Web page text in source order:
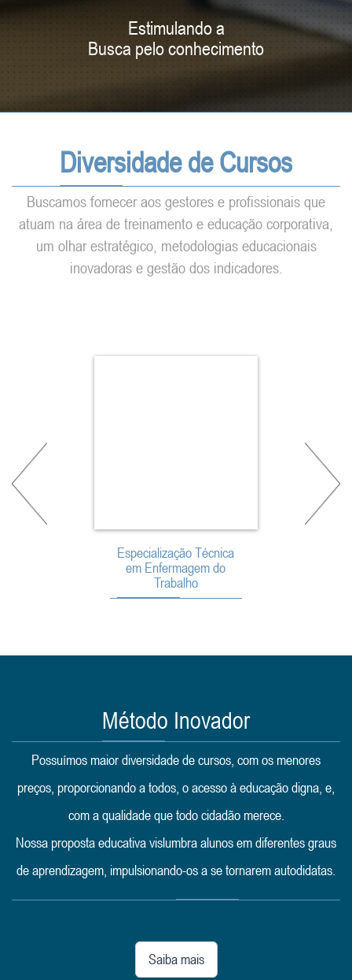
Estimulando a
Busca pelo conhecimento
Diversidade de Cursos
Buscamos fornecer aos gestores e profissionais que
atuam na área de treinamento e educação corporativa,
um olhar estratégico, metodologias educacionais
inovadoras e gestão dos indicadores.
Especialização Técnica
em Enfermagem do
Trabalho
Método Inovador
Possuímos maior diversidade de cursos, com os menores
preços, proporcionando a todos, o acesso à educação digna, e,
com a qualidade que todo cidadão merece.
Nossa proposta educativa vislumbra alunos em diferentes graus
de aprendizagem, impulsionando-os a se tornarem autodidatas.
Saiba mais